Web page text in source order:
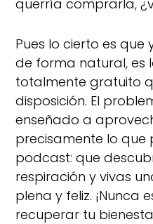
querría comprarla,
Pues lo cierto es
de forma natural, es
totalmente gratuito
disposición. El
enseñado a
precisamente lo que
podcast: que
respiración y vivas
plena y feliz. ¡Nunca
recuperar tu